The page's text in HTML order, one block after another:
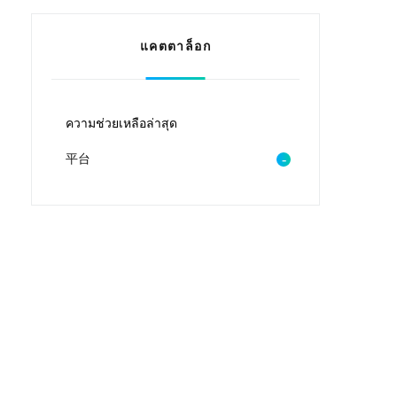
แคตตาล็อก
ความช่วยเหลือล่าสุด
平台